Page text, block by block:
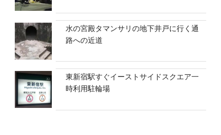
水の宮殿タマンサリの地下井戸に行く通
路への近道
東新宿駅すぐイーストサイドスクエア一
時利用駐輪場